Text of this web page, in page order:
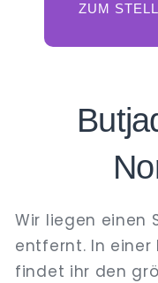
ZUM
Wir liegen einen
entfernt. In einer
findet ihr den